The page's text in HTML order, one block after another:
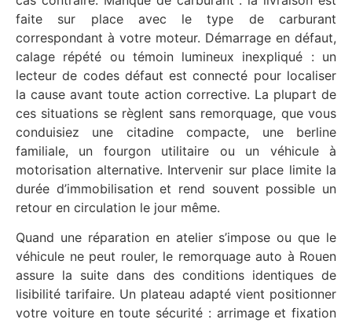
faite sur place avec le type de carburant
correspondant à votre moteur. Démarrage en défaut,
calage répété ou témoin lumineux inexpliqué : un
lecteur de codes défaut est connecté pour localiser
la cause avant toute action corrective. La plupart de
ces situations se règlent sans remorquage, que vous
conduisiez une citadine compacte, une berline
familiale, un fourgon utilitaire ou un véhicule à
motorisation alternative. Intervenir sur place limite la
durée d’immobilisation et rend souvent possible un
retour en circulation le jour même.
Quand une réparation en atelier s’impose ou que le
véhicule ne peut rouler, le remorquage auto à Rouen
assure la suite dans des conditions identiques de
lisibilité tarifaire. Un plateau adapté vient positionner
votre voiture en toute sécurité : arrimage et fixation